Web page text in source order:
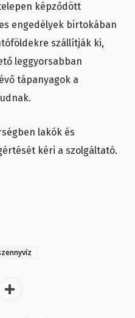
képződött
engedélyek birtokában
szállítják ki,
leggyorsabban
tápanyagok a
lakók és
kéri a szolgáltató.